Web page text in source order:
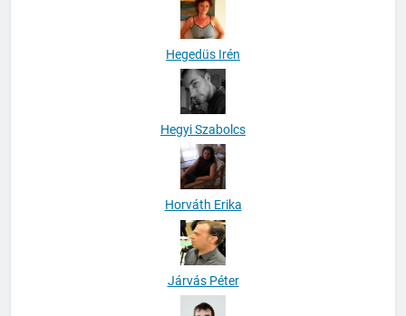
Hegedüs Irén
Hegyi Szabolcs
Horváth Erika
Járvás Péter